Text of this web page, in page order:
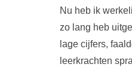
Nu heb ik
zo lang heb
lage cijfers,
leerkrachten